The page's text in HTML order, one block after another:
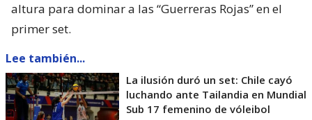
altura para dominar a las “Guerreras Rojas” en el
primer set.
Lee también...
La ilusión duró un set: Chile cayó
luchando ante Tailandia en Mundial
Sub 17 femenino de vóleibol